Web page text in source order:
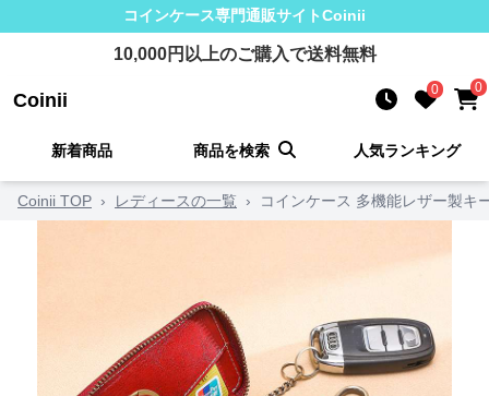
コインケース専門通販サイトCoinii
10,000円以上のご購入で送料無料
Coinii 0 0
新着商品 商品を検索 人気ランキング
Coinii TOP › レディースの一覧 › コインケース 多機能レザー製キ